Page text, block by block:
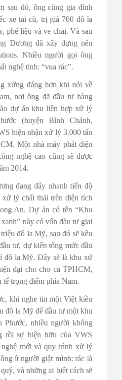
sau đó, ông cùng gia đình
xe tải cũ, trị giá 700 đô la
phế liệu và ve chai. Và sau
Dương đã xây dựng nên
Nhiều người gọi ông
nghệ tinh: “vua rác”.
xứng đáng hơn khi nói về
nơi ông đã đầu tư hàng
dự án khu liên hợp xử lý
(huyện Bình Chánh,
hiện nhận xử lý 3.000 tấn
Một nhà máy phát điện
nghệ cao cũng sẽ được
2014.
đang đẩy nhanh tiến độ
lý chất thải trên diện tích
An. Dự án có tên “Khu
này có vốn đầu tư giai
đô la Mỹ, sau đó sẽ kêu
tư, dự kiến tổng mức đầu
đô la Mỹ. Đây sẽ là khu xử
đại cho cho cả TPHCM,
trọng điểm phía Nam.
khi nghe tin một Việt kiều
đô la Mỹ để đầu tư một khu
nhiều người không
rồi sự hiện hữu của VWS
mới và quy trình xử lý
ít người giật mình: rác là
và những ai biết cách sẽ